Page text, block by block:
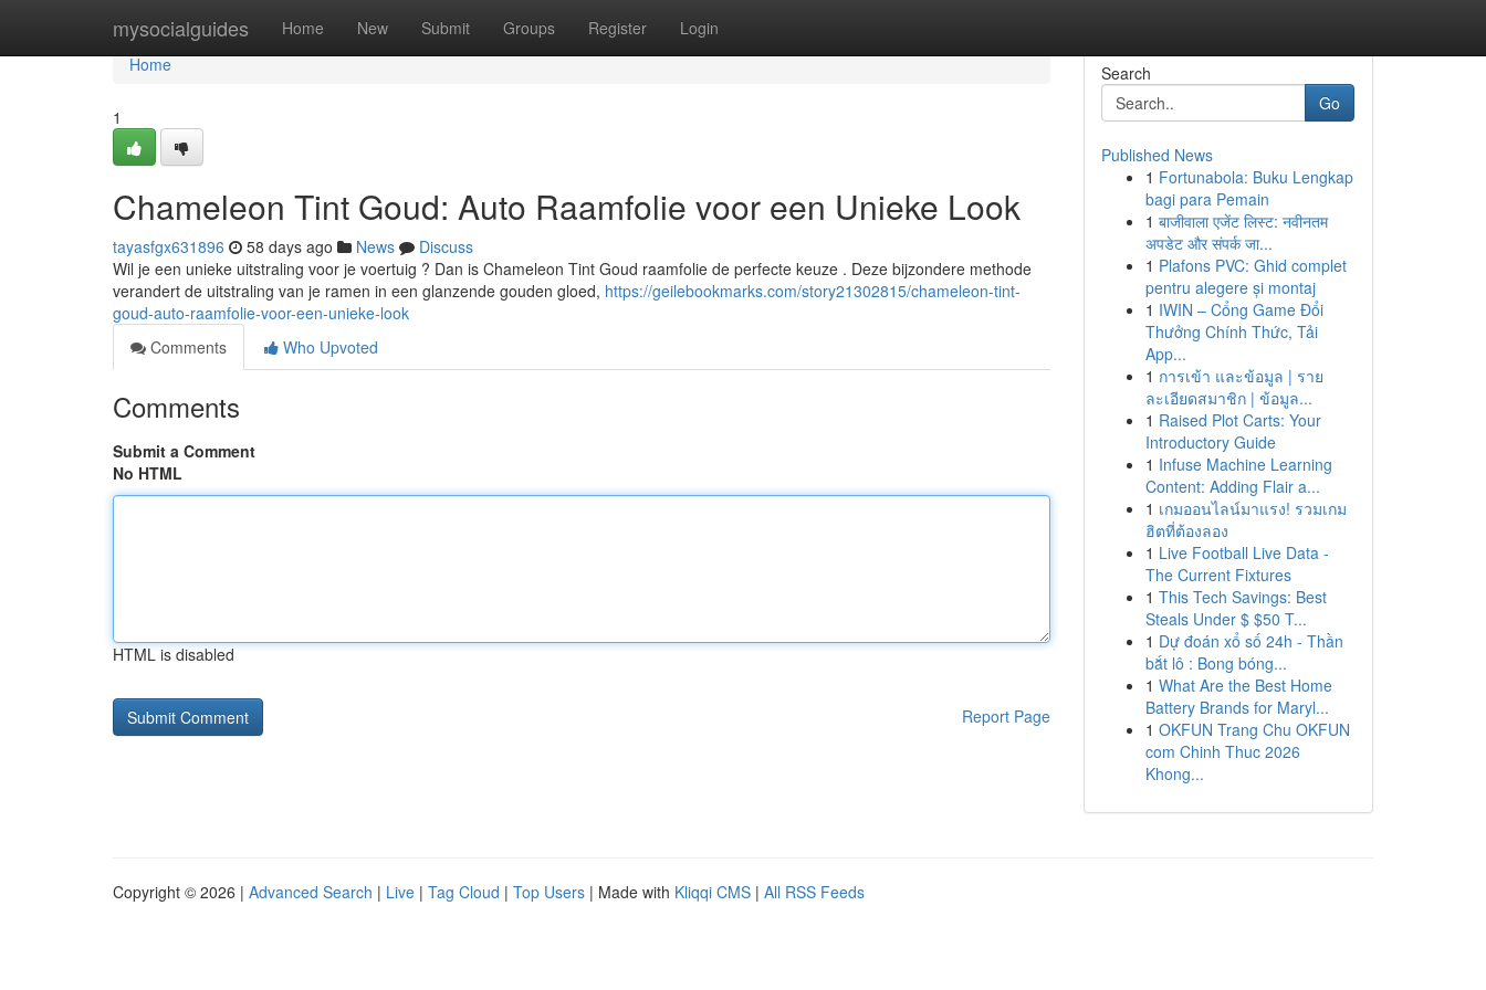
mysocialguides Home New Submit Groups Register Login
Home
Home
1
Chameleon Tint Goud: Auto Raamfolie voor een Unieke Look
tayasfgx631896 58 days ago News
Discuss
Wil je een unieke uitstraling voor je voertuig ? Dan is Chameleon Tint Goud raamfolie de perfecte keuze . Deze bijzondere methode
verandert de uitstraling van je ramen in een glanzende gouden gloed, https://geilebookmarks.com/story21302815/chameleon-tint-
goud-auto-raamfolie-voor-een-unieke-look
Comments
Who Upvoted
Comments
Submit a Comment
No HTML
HTML is disabled
Report Page
Search
Go
Published News
1 Fortunabola: Buku Lengkap
bagi para Pemain
1 बाजीवाला एजेंट लिस्ट: नवीनतम
अपडेट और संपर्क जा...
1 Plafons PVC: Ghid complet
pentru alegere și montaj
1 IWIN – Cổng Game Đổi
Thưởng Chính Thức, Tải
App...
1 การเข้า และข้อมูล | ราย
ละเอียดสมาชิก | ข้อมูล...
1 Raised Plot Carts: Your
Introductory Guide
1 Infuse Machine Learning
Content: Adding Flair a...
1 เกมออนไลน์มาแรง! รวมเกม
ฮิตที่ต้องลอง
1 Live Football Live Data -
The Current Fixtures
1 This Tech Savings: Best
Steals Under $ $50 T...
1 Dự đoán xổ số 24h - Thần
bắt lô : Bong bóng...
1 What Are the Best Home
Battery Brands for Maryl...
1 OKFUN Trang Chu OKFUN
com Chinh Thuc 2026
Khong...
Copyright © 2026 | Advanced Search | Live | Tag Cloud | Top Users | Made with Kliqqi CMS | All RSS Feeds